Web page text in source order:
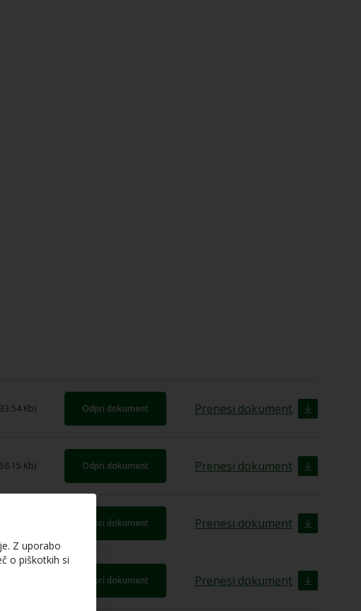
Kb) Odpri dokument Prenesi dokument
Kb) Odpri dokument Prenesi dokument
Odpri dokument Prenesi dokument
Odpri dokument Prenesi dokument
Z uporabo
o piškotkih si